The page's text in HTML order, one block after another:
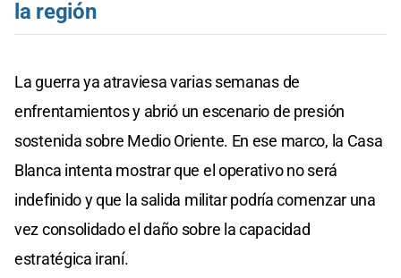
la región
La guerra ya atraviesa varias semanas de
enfrentamientos y abrió un escenario de presión
sostenida sobre Medio Oriente. En ese marco, la Casa
Blanca intenta mostrar que el operativo no será
indefinido y que la salida militar podría comenzar una
vez consolidado el daño sobre la capacidad
estratégica iraní.